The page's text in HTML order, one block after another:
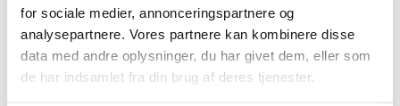
for sociale medier, annonceringspartnere og
analysepartnere. Vores partnere kan kombinere disse
data med andre oplysninger, du har givet dem, eller som
de har indsamlet fra din brug af deres tjenester.
Privat
Renovering af hus
Renovering af lejlighed
Tilbygning
Nybyggeri
Køkken